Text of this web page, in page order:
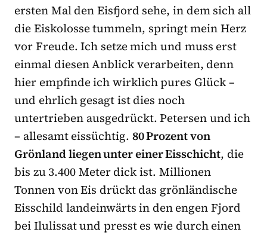
ersten Mal den Eisfjord sehe, in dem sich all
die Eiskolosse tummeln, springt mein Herz
vor Freude. Ich setze mich und muss erst
einmal diesen Anblick verarbeiten, denn
hier empfinde ich wirklich pures Glück –
und ehrlich gesagt ist dies noch
untertrieben ausgedrückt. Petersen und ich
– allesamt eissüchtig. 80 Prozent von
Grönland liegen unter einer Eisschicht, die
bis zu 3.400 Meter dick ist. Millionen
Tonnen von Eis drückt das grönländische
Eisschild landeinwärts in den engen Fjord
bei Ilulissat und presst es wie durch einen